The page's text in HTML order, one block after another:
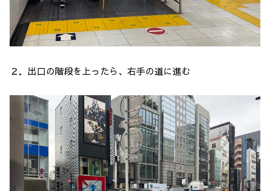
２．出口の階段を上ったら、右手の道に進む